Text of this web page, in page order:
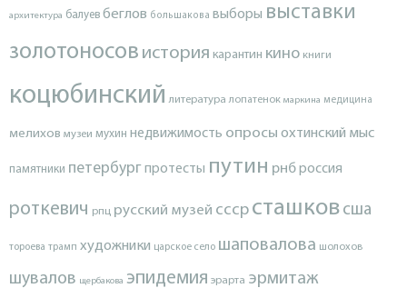
архитектура балуев беглов большакова выборы выставки
золотоносов история карантин кино книги
коцюбинский литература лопатенок маркина медицина
мелихов музеи мухин недвижимость опросы охтинский мыс
памятники петербургпротесты путин рнброссия
роткевич рпц русский музей ссср сташков сша
тороева трамп художники царское село шаповалова шолохов
шувалов щербакова эпидемия эрарта эрмитаж